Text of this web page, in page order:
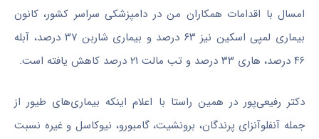
امسال با اقدامات همکاران من در دامپزشکی سراسر کشور، کانون
بیماری لمپی اسکین نیز ۶۳ درصد و بیماری شاربن ۳۷ درصد، آبله
۴۶ درصد، هاری ۳۳ درصد و تب مالت ۲۱ درصد کاهش یافته است.
دکتر رفیعی‌پور در همین راستا با اعلام اینکه بیماری‌های طیور از
جمله آنفلوآنزای پرندگان، برونشیت، گامبورو، نیوکاسل و غیره نسبت